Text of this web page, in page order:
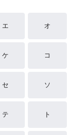
エ オ
ケ コ
セ ソ
テ ト